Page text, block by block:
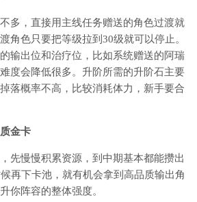
多，直接用主线任务赠送的角色过渡就
角色只要把等级拉到30级就可以停止。
输出位和治疗位，比如系统赠送的阿瑞
度会降低很多。升阶所需的升阶石主要
落概率不高，比较消耗体力，新手要合
金卡
先慢慢积累资源，到中期基本都能攒出
再下卡池，就有机会拿到高品质输出角
你阵容的整体强度。